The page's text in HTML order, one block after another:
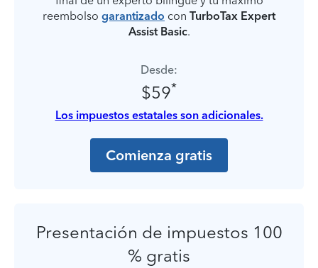
reembolso garantizado con TurboTax Expert
Assist Basic.
Desde:
$59*
Los impuestos estatales son adicionales.
Comienza gratis
Presentación de impuestos 100
% gratis